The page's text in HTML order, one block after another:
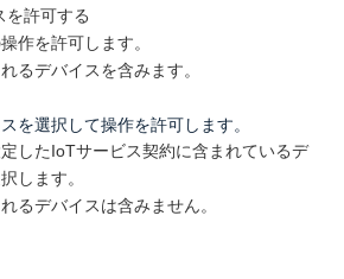
を許可する
作を許可します。
るデバイスを含みます。
を選択して操作を許可します。
したIoTサービス契約に含まれているデ
します。
るデバイスは含みません。